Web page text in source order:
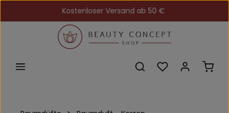
Zum Hauptinhalt springenKostenloser Versand ab 50 €
Du hast 0